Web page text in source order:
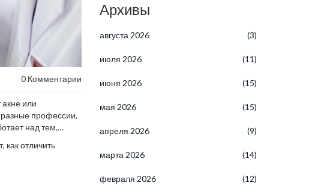
0 Комментарии
или
разные профессии,
над тем,
как отличить
Архивы
августа 2026 (3)
июля 2026 (11)
июня 2026 (15)
мая 2026 (15)
апреля 2026 (9)
марта 2026 (14)
февраля 2026 (12)